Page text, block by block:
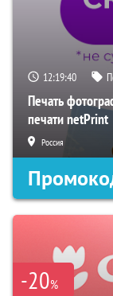
12:19:39
Печать
печати netPrint
Россия
-20%